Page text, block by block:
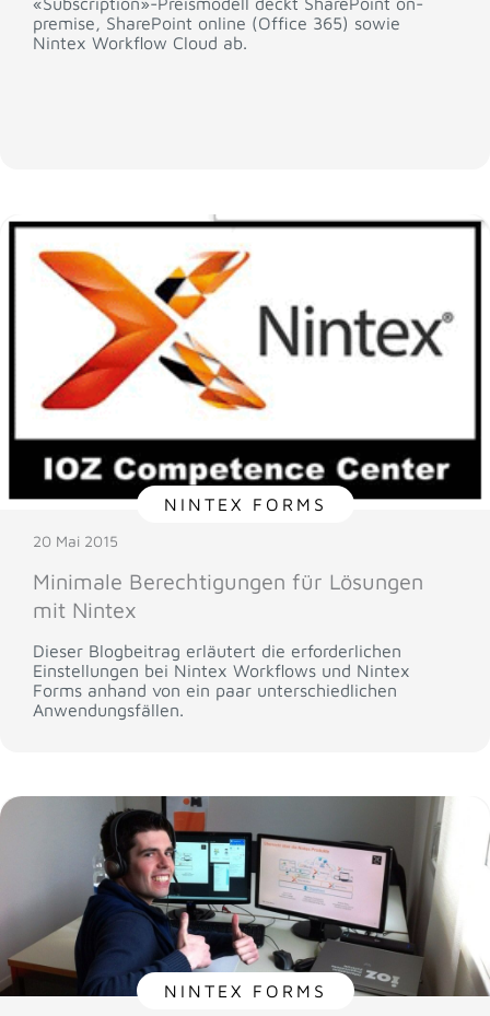
premise, SharePoint online (Office 365) sowie
Nintex Workflow Cloud ab.
NINTEX FORMS
20 Mai 2015
Minimale Berechtigungen für Lösungen
mit Nintex
Dieser Blogbeitrag erläutert die erforderlichen
Einstellungen bei Nintex Workflows und Nintex
Forms anhand von ein paar unterschiedlichen
Anwendungsfällen.
NINTEX FORMS